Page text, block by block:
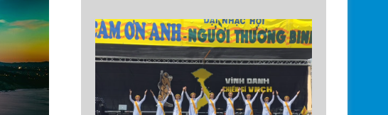
Chính Trị
1 week ago
Luật minh bạch AI của các
Vịnh có hiệu lực từ